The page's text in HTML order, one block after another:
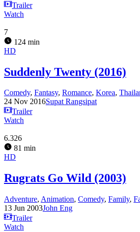
Trailer
Watch
7
124 min
HD
Suddenly Twenty (2016)
Comedy, Fantasy, Romance, Korea,
24 Nov 2016Supat Rangsipat
Trailer
Watch
6.326
81 min
HD
Rugrats Go Wild (2003)
Adventure, Animation, Comedy, Family,
13 Jun 2003John Eng
Trailer
Watch